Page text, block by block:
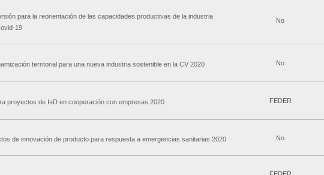
para la reorientación de las capacidades productivas de la industria
19
No
territorial para una nueva industria sostenible en la CV 2020 No
proyectos de I+D en cooperación con empresas 2020 FEDER
de innovación de producto para respuesta a emergencias sanitarias 2020 No